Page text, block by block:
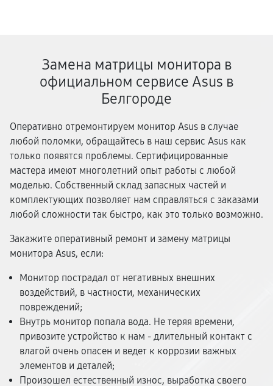
Замена матрицы монитора в
официальном сервисе Asus в
Белгороде
Оперативно отремонтируем монитор Asus в случае
любой поломки, обращайтесь в наш сервис Asus как
только появятся проблемы. Сертифицированные
мастера имеют многолетний опыт работы с любой
моделью. Собственный склад запасных частей и
комплектующих позволяет нам справляться с заказами
любой сложности так быстро, как это только возможно.
Закажите оперативный ремонт и замену матрицы
монитора Asus, если:
Монитор пострадал от негативных внешних
воздействий, в частности, механических
повреждений;
Внутрь монитор попала вода. Не теряя времени,
привозите устройство к нам - длительный контакт с
влагой очень опасен и ведет к коррозии важных
элементов и деталей;
Произошел естественный износ, выработка своего